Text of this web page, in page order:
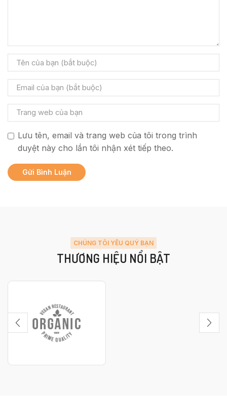
Lưu tên, email và trang web của tôi trong trình
duyệt này cho lần tôi nhận xét tiếp theo.
CHÚNG TÔI YÊU QUÝ BẠN
THƯƠNG HIỆU NỔI BẬT